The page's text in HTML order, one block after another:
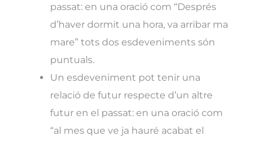
passat: en una oració com “Després
d’haver dormit una hora, va arribar ma
mare” tots dos esdeveniments són
puntuals.
Un esdeveniment pot tenir una
relació de futur respecte d’un altre
futur en el passat: en una oració com
“al mes que ve ja hauré acabat el